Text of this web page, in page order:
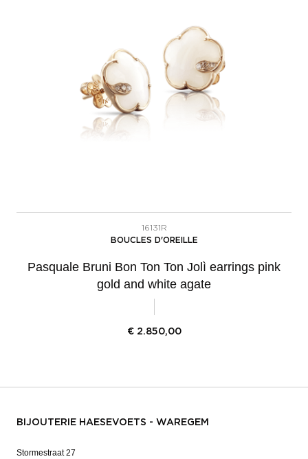
16131R
BOUCLES D'OREILLE
Pasquale Bruni Bon Ton Ton Jolì earrings pink
gold and white agate
€ 2.850,00
BIJOUTERIE HAESEVOETS - WAREGEM
Stormestraat 27